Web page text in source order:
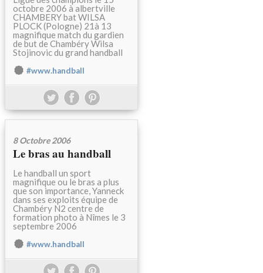
octobre 2006 à albertville
CHAMBERY bat WILSA
PLOCK (Pologne) 21à 13
magnifique match du gardien
de but de Chambéry Wilsa
Stojinovic du grand handball
#www.handball
8 Octobre 2006
Le bras au handball
Le handball un sport
magnifique ou le bras a plus
que son importance, Yanneck
dans ses exploits équipe de
Chambéry N2 centre de
formation photo à Nîmes le 3
septembre 2006
#www.handball